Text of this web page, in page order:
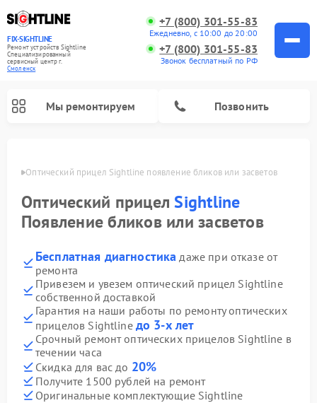
FIX-SIGHTLINE
Ремонт устройств Sightline
Специализированный
cервисный центр г.
Смоленск
+7 (800) 301-55-83
Ежедневно, с 10:00 до 20:00
+7 (800) 301-55-83
Звонок бесплатный по РФ
Мы ремонтируем Позвонить
Оптический прицел Sightline появление бликов или засветов
Оптический прицелSightline
Появление бликов или засветов
Бесплатная диагностика даже при отказе от
ремонта
Привезем и увезем оптический прицел Sightline
собственной доставкой
Гарантия на наши работы по ремонту оптических
прицелов Sightline до 3-х лет
Срочный ремонт оптических прицелов Sightline в
течении часа
Скидка для вас до 20%
Получите 1500 рублей на ремонт
Оригинальные комплектующие Sightline